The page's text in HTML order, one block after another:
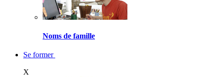
Noms de famille
Se former
X